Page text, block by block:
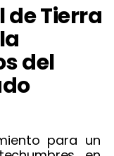
Tierra
del
para un